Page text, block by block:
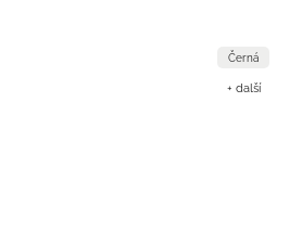
Černá
+ další